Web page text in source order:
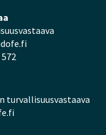
turvallisuusvastaava